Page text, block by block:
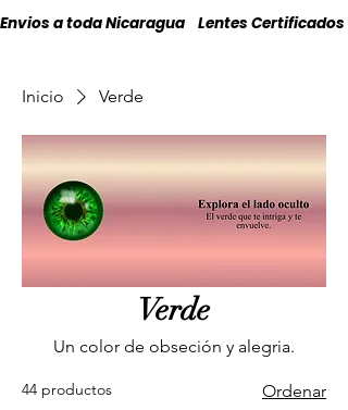
Envios a toda Nicaragua    Lentes Certificados
Inicio Verde
Verde
Un color de obseción y alegria.
44 productos Ordenar